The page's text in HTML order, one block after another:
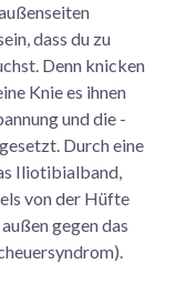
dass du zu
Denn knicken
Knie es ihnen
und die -
Durch eine
Iliotibialband,
von der Hüfte
gegen das